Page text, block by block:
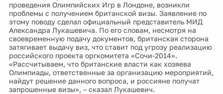
проведения Олимпийских Игр в Лондоне, возникли
проблемы с получением британской визы. Заявление по
этому поводу сделал официальный представитель МИД
Александра Лукашевича. По его словам, несмотря на
своевременную подачу документов, британская сторона
затягивает выдачу виз, что ставит под угрозу реализацию
российского проекта оргкомитета «Сочи-2014».
«Рассчитываем, что британские власти как хозяева
Олимпиады, ответственные за организацию мероприятий,
найдут решение данного вопроса, и россияне получат
запрошенные визы», – сказал Лукашевич.